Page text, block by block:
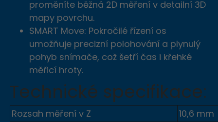
proměníte běžná 2D měření v detailní 3D
mapy povrchu.
SMART Move: Pokročilé řízení os
umožňuje precizní polohování a plynulý
pohyb snímače, což šetří čas i křehké
měřicí hroty.
Technické specifikace:
Rozsah měření v Z
10,6 mm